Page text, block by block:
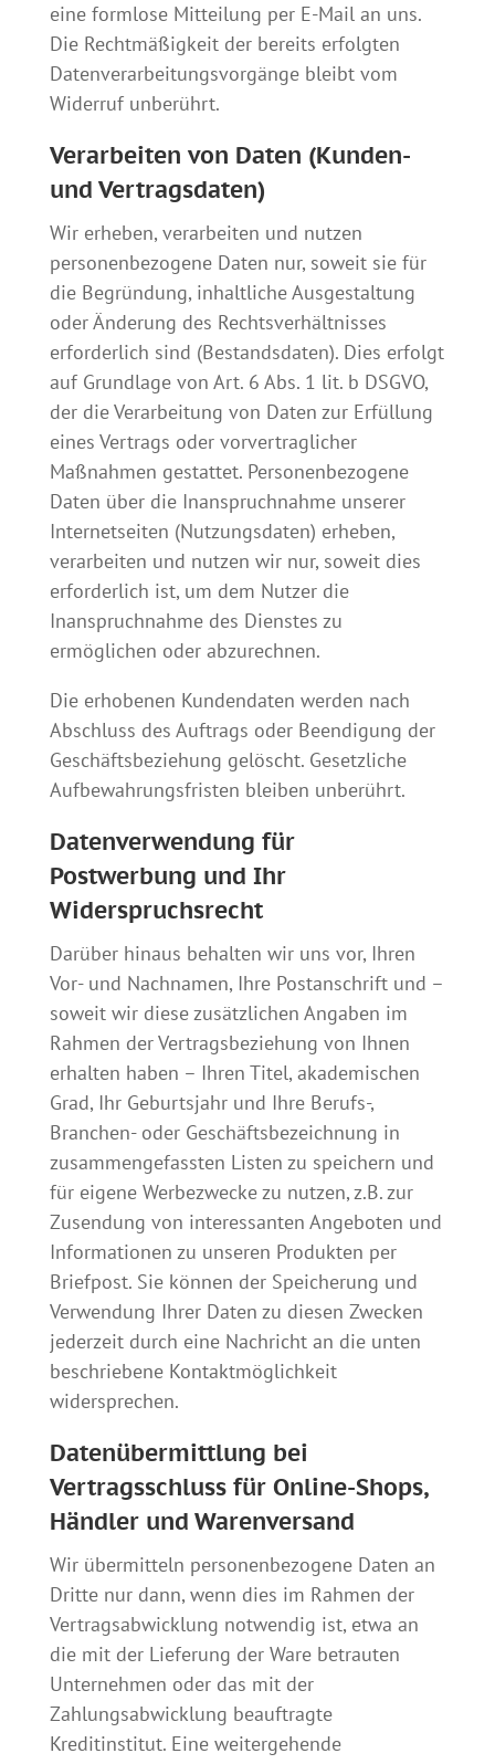
eine formlose Mitteilung per E-Mail an uns.
Die Rechtmäßigkeit der bereits erfolgten
Datenverarbeitungsvorgänge bleibt vom
Widerruf unberührt.
Verarbeiten von Daten (Kunden-
und Vertragsdaten)
Wir erheben, verarbeiten und nutzen
personenbezogene Daten nur, soweit sie für
die Begründung, inhaltliche Ausgestaltung
oder Änderung des Rechtsverhältnisses
erforderlich sind (Bestandsdaten). Dies erfolgt
auf Grundlage von Art. 6 Abs. 1 lit. b DSGVO,
der die Verarbeitung von Daten zur Erfüllung
eines Vertrags oder vorvertraglicher
Maßnahmen gestattet. Personenbezogene
Daten über die Inanspruchnahme unserer
Internetseiten (Nutzungsdaten) erheben,
verarbeiten und nutzen wir nur, soweit dies
erforderlich ist, um dem Nutzer die
Inanspruchnahme des Dienstes zu
ermöglichen oder abzurechnen.
Die erhobenen Kundendaten werden nach
Abschluss des Auftrags oder Beendigung der
Geschäftsbeziehung gelöscht. Gesetzliche
Aufbewahrungsfristen bleiben unberührt.
Datenverwendung für
Postwerbung und Ihr
Widerspruchsrecht
Darüber hinaus behalten wir uns vor, Ihren
Vor- und Nachnamen, Ihre Postanschrift und –
soweit wir diese zusätzlichen Angaben im
Rahmen der Vertragsbeziehung von Ihnen
erhalten haben – Ihren Titel, akademischen
Grad, Ihr Geburtsjahr und Ihre Berufs-,
Branchen- oder Geschäftsbezeichnung in
zusammengefassten Listen zu speichern und
für eigene Werbezwecke zu nutzen, z.B. zur
Zusendung von interessanten Angeboten und
Informationen zu unseren Produkten per
Briefpost. Sie können der Speicherung und
Verwendung Ihrer Daten zu diesen Zwecken
jederzeit durch eine Nachricht an die unten
beschriebene Kontaktmöglichkeit
widersprechen.
Datenübermittlung bei
Vertragsschluss für Online-Shops,
Händler und Warenversand
Wir übermitteln personenbezogene Daten an
Dritte nur dann, wenn dies im Rahmen der
Vertragsabwicklung notwendig ist, etwa an
die mit der Lieferung der Ware betrauten
Unternehmen oder das mit der
Zahlungsabwicklung beauftragte
Kreditinstitut. Eine weitergehende